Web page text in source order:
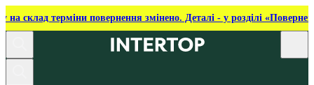
на склад терміни повернення змінено. Деталі - у розділі